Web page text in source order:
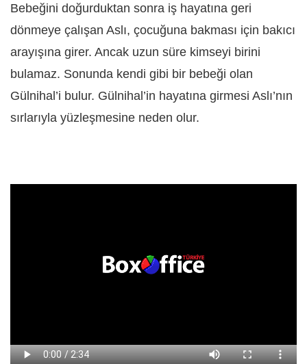
Bebeğini doğurduktan sonra iş hayatına geri
dönmeye çalışan Aslı, çocuğuna bakması için bakıcı
arayışına girer. Ancak uzun süre kimseyi birini
bulamaz. Sonunda kendi gibi bir bebeği olan
Gülnihal’i bulur. Gülnihal’in hayatına girmesi Aslı’nın
sırlarıyla yüzleşmesine neden olur.